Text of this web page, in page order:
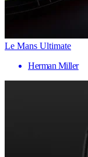
Le Mans Ultimate
Herman Miller